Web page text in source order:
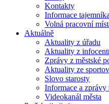
Kontakty
Informace
Volná pracovní
Aktuálně
Aktuality z úřadu
Aktuality z
Zprávy z městské
Aktuality ze
Slovo starosty
Informace a
Videokanál města